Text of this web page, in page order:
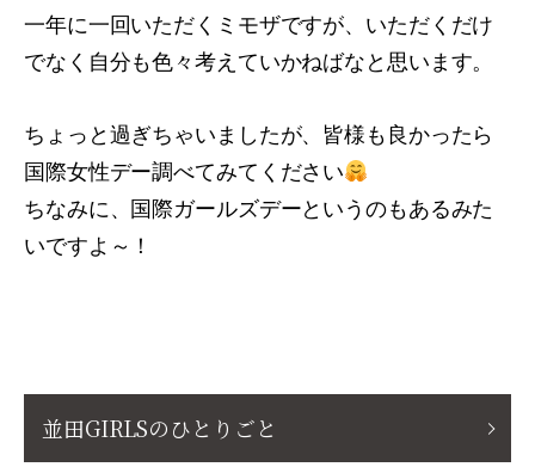
一年に一回いただくミモザですが、いただくだけ
でなく自分も色々考えていかねばなと思います。
ちょっと過ぎちゃいましたが、皆様も良かったら
国際女性デー調べてみてください
ちなみに、国際ガールズデーというのもあるみた
いですよ～！
並田GIRLSのひとりごと